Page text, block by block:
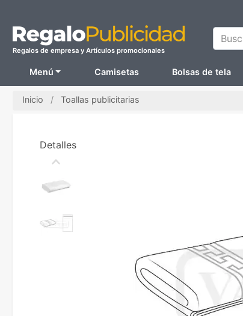
Regalos de empresa y Artículos promocionales
Menú Camisetas Bolsas de tela
Inicio Toallas publicitarias
Detalles